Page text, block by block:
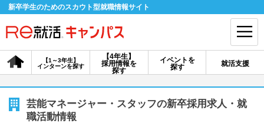
新卒学生のためのスカウト型就職情報サイト
【4年生】
採用情報を
探す
【1～3年生】
インターンを探す
イベントを
探す
就活支援
会員登録 ログイン
会員ID・パスワードを忘れた方はこちら
芸能マネージャー・スタッフの新卒採用求人・就
職活動情報